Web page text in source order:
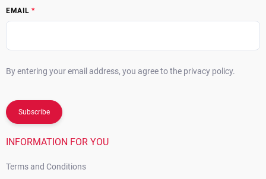
EMAIL
By entering your email address, you agree to the privacy policy.
Subscribe
INFORMATION FOR YOU
Terms and Conditions